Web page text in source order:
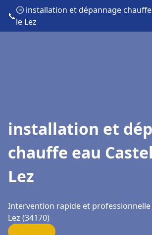
📞
🕒 installation et dépannage
le Lez
installation et
chauffe eau
Lez
Intervention rapide et professionnelle
Lez (34170)